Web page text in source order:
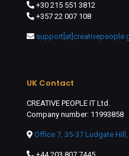
+30 215 551 3812
+357 22 007 108
UK Contact
CREATIVE PEOPLE IT Ltd.
Company number: 11993858
Office 7, 35-37 Ludgate